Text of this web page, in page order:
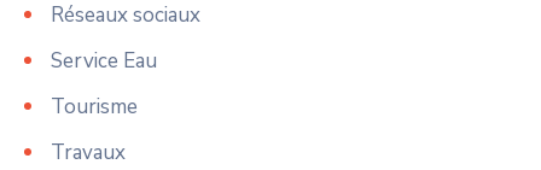
Réseaux sociaux
Service Eau
Tourisme
Travaux